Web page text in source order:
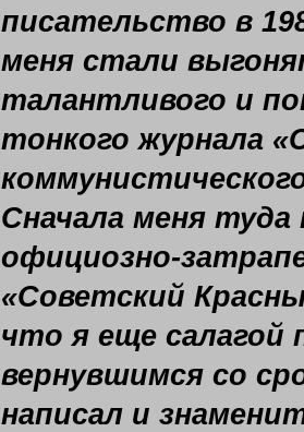
писательство в
меня стали
талантливого и
тонкого журнала
Сначала меня туда
официозно-
«Советский
что я еще салагой
вернувшимся со
написал и